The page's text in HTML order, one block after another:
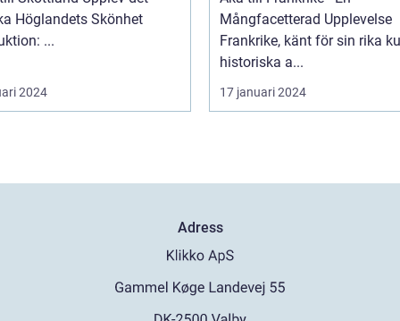
Höglandets Skönhet
Introduktion: ...
2024
Mångfacetterad Upplevelse
Frankrike, känt för sin rika
historiska a...
17 januari 2024
Adress